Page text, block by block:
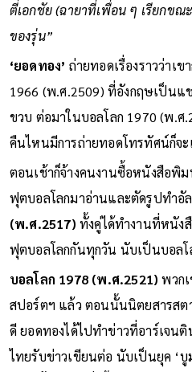
ตี๋เอกชัย (ฉายาที่เพื่อน ๆ เรียกข
ของรุ่น”
‘ยอดทอง’ ถ่ายทอดเรื่องราวว่าเข
1966 (พ.ศ.2509) ที่อังกฤษเป็นแ
ขวบ ต่อมาในบอลโลก 1970 (พ.ศ
คืนไหนมีการถ่ายทอดโทรทัศน์ก็จ
ตอนเช้าก็จ้างคนงานซื้อหนังสือพิ
ฟุตบอลโลกมาอ่านและตัดรูปทำอั
(พ.ศ.2517) ทั้งคู่ได้ทำงานที่หนัง
ฟุตบอลโลกกันทุกวัน นับเป็นบอลโ
บอลโลก 1978 (พ.ศ.2521)พวก
สปอร์ตฯ แล้ว ตอนนั้นนิตยสารสต
ดี ยอดทองได้ไปทำข่าวที่อาร์เจนติ
ไทยรับข่าวเขียนต่อ นับเป็นยุค ‘